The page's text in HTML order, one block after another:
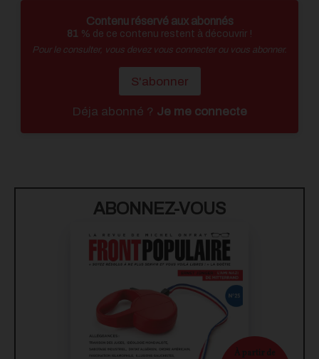
Contenu réservé aux abonnés
81 % de ce contenu restent à découvrir !
Pour le consulter, vous devez vous connecter ou vous abonner.
S'abonner
Déja abonné ? Je me connecte
ABONNEZ-VOUS
À partir de